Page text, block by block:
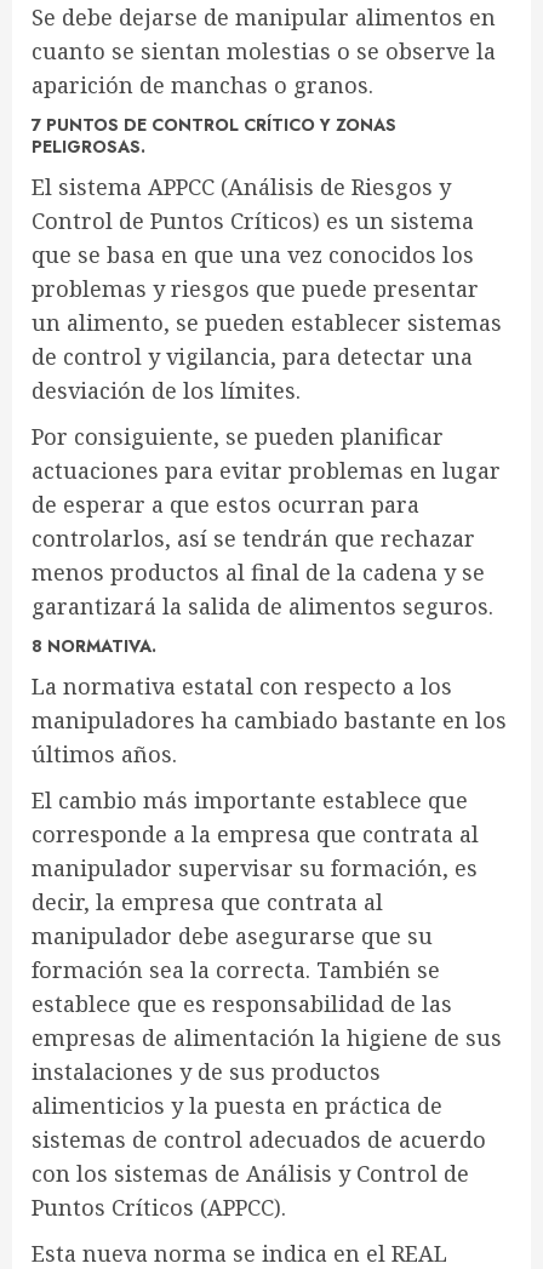
Se debe dejarse de manipular alimentos en
cuanto se sientan molestias o se observe la
aparición de manchas o granos.
7 PUNTOS DE CONTROL CRÍTICO Y ZONAS
PELIGROSAS.
El sistema APPCC (Análisis de Riesgos y
Control de Puntos Críticos) es un sistema
que se basa en que una vez conocidos los
problemas y riesgos que puede presentar
un alimento, se pueden establecer sistemas
de control y vigilancia, para detectar una
desviación de los límites.
Por consiguiente, se pueden planificar
actuaciones para evitar problemas en lugar
de esperar a que estos ocurran para
controlarlos, así se tendrán que rechazar
menos productos al final de la cadena y se
garantizará la salida de alimentos seguros.
8 NORMATIVA.
La normativa estatal con respecto a los
manipuladores ha cambiado bastante en los
últimos años.
El cambio más importante establece que
corresponde a la empresa que contrata al
manipulador supervisar su formación, es
decir, la empresa que contrata al
manipulador debe asegurarse que su
formación sea la correcta. También se
establece que es responsabilidad de las
empresas de alimentación la higiene de sus
instalaciones y de sus productos
alimenticios y la puesta en práctica de
sistemas de control adecuados de acuerdo
con los sistemas de Análisis y Control de
Puntos Críticos (APPCC).
Esta nueva norma se indica en el REAL